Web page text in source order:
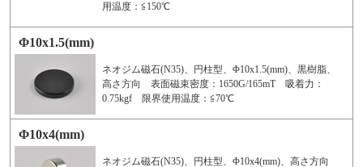
用温度：≦150℃
Φ10x1.5(mm)
ネオジム磁石(N35)、円柱型、Φ10x1.5(mm)、黒樹脂、
高さ方向 表面磁束密度：1650G/165mT 吸着力：
0.75kgf 限界使用温度：≦70℃
Φ10x4(mm)
ネオジム磁石(N35)、円柱型、Φ10x4(mm)、高さ方向